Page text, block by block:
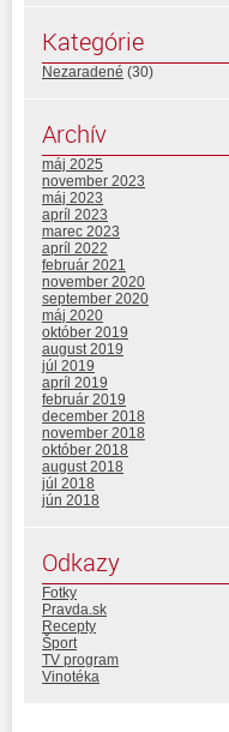
Kategórie
Nezaradené (30)
Archív
máj 2025
november 2023
máj 2023
apríl 2023
marec 2023
apríl 2022
február 2021
november 2020
september 2020
máj 2020
október 2019
august 2019
júl 2019
apríl 2019
február 2019
december 2018
november 2018
október 2018
august 2018
júl 2018
jún 2018
Odkazy
Fotky
Pravda.sk
Recepty
Šport
TV program
Vinotéka